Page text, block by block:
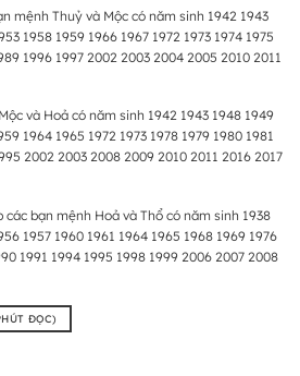
mệnh Thuỷ và Mộc có năm sinh 1942 1943
1958 1959 1966 1967 1972 1973 1974 1975
1996 1997 2002 2003 2004 2005 2010 2011
và Hoả có năm sinh 1942 1943 1948 1949
1964 1965 1972 1973 1978 1979 1980 1981
2002 2003 2008 2009 2010 2011 2016 2017
bạn mệnh Hoả và Thổ có năm sinh 1938
1957 1960 1961 1964 1965 1968 1969 1976
1991 1994 1995 1998 1999 2006 2007 2008
ĐỌC)